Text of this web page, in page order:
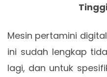
Mesin pertamini
ini sudah lengkap
lagi, dan untuk